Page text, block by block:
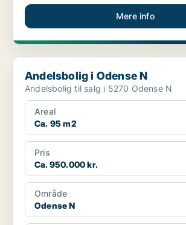
Mere info
Andelsbolig i Odense N
Andelsbolig i Odense N
Andelsbolig til salg i 5270 Odense N
Areal
Ca. 95 m2
Pris
Ca. 950.000 kr.
Område
Odense N